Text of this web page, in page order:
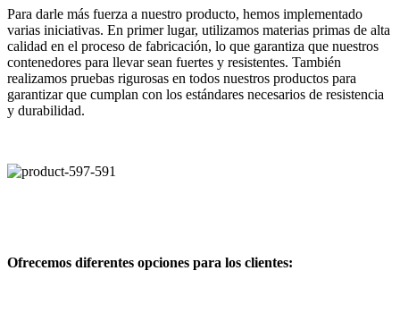
Para darle más fuerza a nuestro producto, hemos implementado
varias iniciativas. En primer lugar, utilizamos materias primas de alta
calidad en el proceso de fabricación, lo que garantiza que nuestros
contenedores para llevar sean fuertes y resistentes. También
realizamos pruebas rigurosas en todos nuestros productos para
garantizar que cumplan con los estándares necesarios de resistencia
y durabilidad.
Ofrecemos diferentes opciones para los clientes: